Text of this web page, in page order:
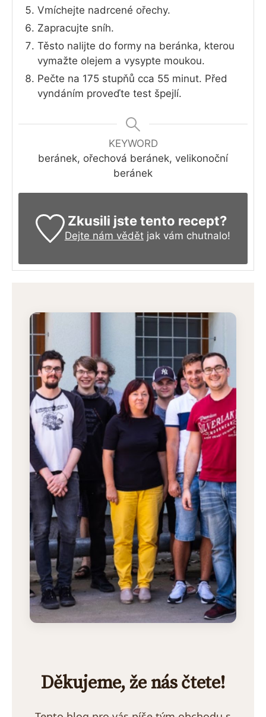
Vmíchejte nadrcené ořechy.
Zapracujte sníh.
Těsto nalijte do formy na beránka, kterou
vymažte olejem a vysypte moukou.
Pečte na 175 stupňů cca 55 minut. Před
vyndáním proveďte test špejlí.
KEYWORD
beránek, ořechová beránek, velikonoční
beránek
Zkusili jste tento recept?
Dejte nám vědětjak vám chutnalo!
Děkujeme, že nás čtete!